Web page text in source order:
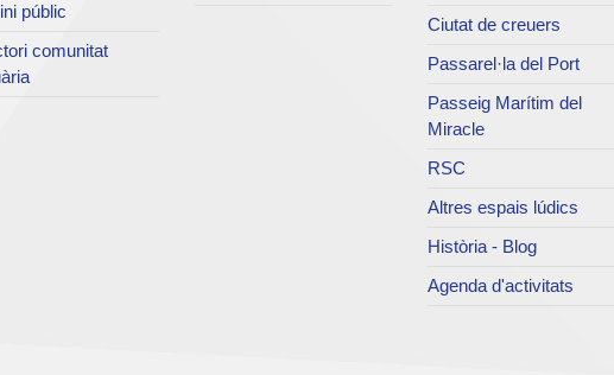
públic
comunitat
Ciutat de creuers
Passarel·la del Port
Passeig Marítim del
Miracle
RSC
Altres espais lúdics
Història - Blog
Agenda d'activitats